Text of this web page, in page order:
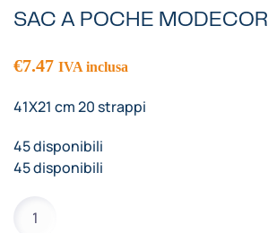
SAC A POCHE MODECOR
€7.47 IVA inclusa
41X21 cm 20 strappi
45 disponibili
45 disponibili